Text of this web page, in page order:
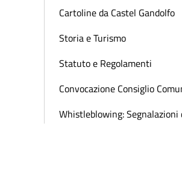
Cartoline da Castel Gandolfo
Storia e Turismo
Statuto e Regolamenti
Convocazione Consiglio
Whistleblowing: